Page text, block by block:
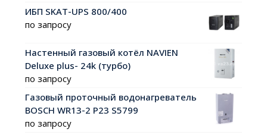
ИБП SKAT-UPS 800/400
по запросу
Настенный газовый котёл NAVIEN
Deluxe plus- 24k (турбо)
по запросу
Газовый проточный водонагреватель
BOSCH WR13-2 P23 S5799
по запросу